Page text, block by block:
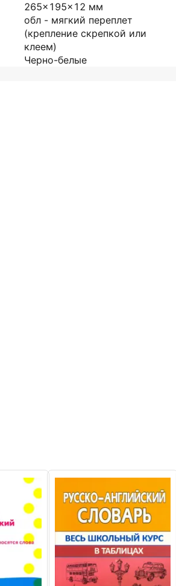
265x195x12 мм
обл - мягкий переплет
(крепление скрепкой или
клеем)
Черно-белые